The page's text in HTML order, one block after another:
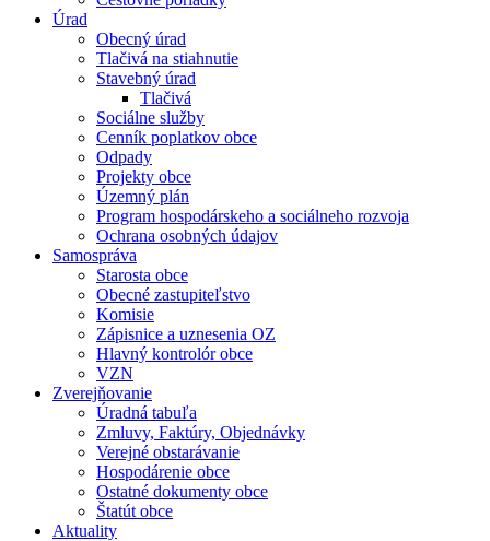
Úrad
Obecný úrad
Tlačivá na stiahnutie
Stavebný úrad
Tlačivá
Sociálne služby
Cenník poplatkov obce
Odpady
Projekty obce
Územný plán
Program hospodárskeho a sociálneho rozvoja
Ochrana osobných údajov
Samospráva
Starosta obce
Obecné zastupiteľstvo
Komisie
Zápisnice a uznesenia OZ
Hlavný kontrolór obce
VZN
Zverejňovanie
Úradná tabuľa
Zmluvy, Faktúry, Objednávky
Verejné obstarávanie
Hospodárenie obce
Ostatné dokumenty obce
Štatút obce
Aktuality